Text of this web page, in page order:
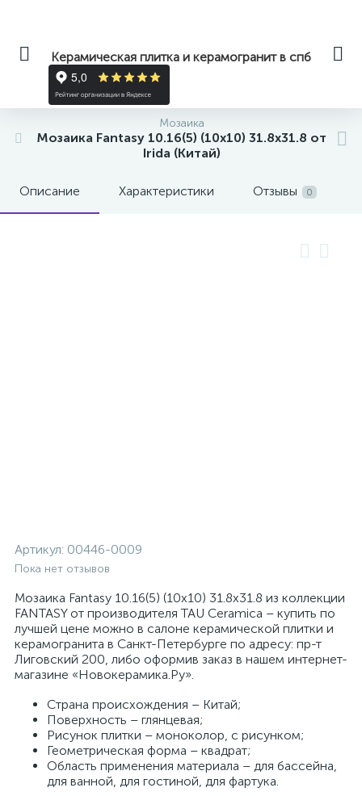
Керамическая плитка и керамогранит в спб
Мозаика
Мозаика Fantasy 10.16(5) (10x10) 31.8x31.8 от
Irida (Китай)
Описание Характеристики Отзывы 0
Артикул: 00446-0009
Пока нет отзывов
Мозаика Fantasy 10.16(5) (10x10) 31.8x31.8 из коллекции
FANTASY от производителя TAU Ceramica – купить по
лучшей цене можно в салоне керамической плитки и
керамогранита в Санкт-Петербурге по адресу: пр-т
Лиговский 200, либо оформив заказ в нашем интернет-
магазине «Новокерамика.Ру».
Страна происхождения – Китай;
Поверхность – глянцевая;
Рисунок плитки – моноколор, с рисунком;
Геометрическая форма – квадрат;
Область применения материала – для бассейна,
для ванной, для гостиной, для фартука.